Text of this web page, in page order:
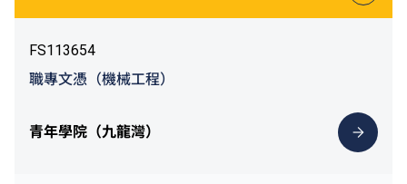
FS113654
職專文憑（機械工程）
青年學院（九龍灣）